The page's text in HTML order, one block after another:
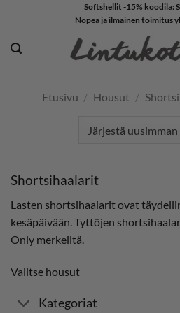
content
Softshellit -15% koodila:
Nopea ja ilmainen toimitus
Etusivu / Housut /
Shortsihaalarit
Lasten shortsihaalarit ovat
kesäpäivään. Tyttöjen
Only merkeiltä.
Valitse housut
Kategoriat